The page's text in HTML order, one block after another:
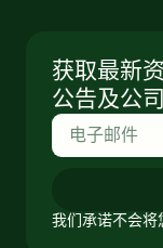
获取最新
公告及公
我们承诺不会将